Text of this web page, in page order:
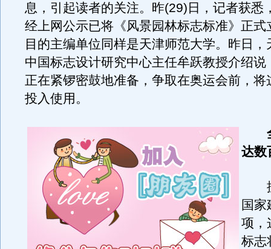
息，引起读者的关注。昨(29)日，记者获悉
经上网公示已将《风景园林标志标准》正式
目的主编单位同样是天津师范大学。昨日，
中国标志设计研究中心主任牟跃教授介绍说
正在紧锣密鼓地准备，争取在奥运会前，将
投入使用。
达数
据
国家
项，
标志